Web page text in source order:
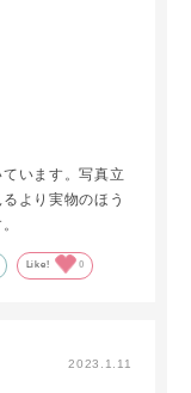
います。写真立
より実物のほう
Like! 0
2023.1.11